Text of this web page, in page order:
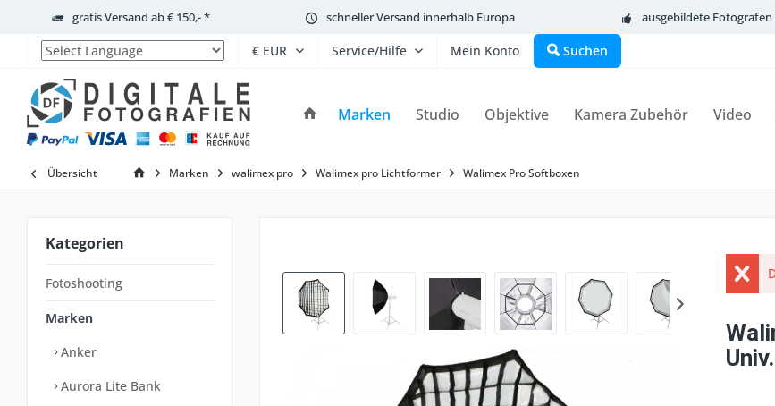
gratis Versand ab € 150,- * schneller Versand innerhalb Europa ausgebildete Fotografen
Powered by
Service/Hilfe Mein Konto Suchen
Marken Studio Objektive Kamera Zubehör Video
Übersicht Marken walimex pro Walimex pro Lichtformer Walimex Pro Softboxen
Kategorien
Fotoshooting
Marken
Anker
Aurora Lite Bank